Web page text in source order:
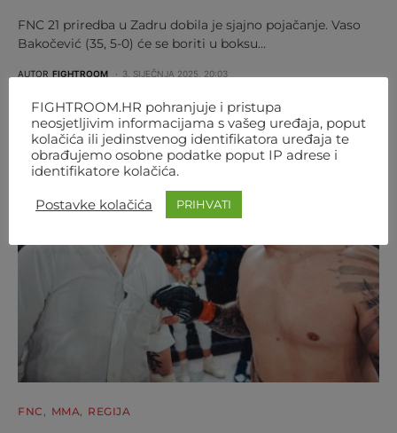
FNC 21 priredba u Zadru dobila je sjajno pojačanje. Vaso
Bakočević (35, 5-0) će se boriti u boksu…
AUTOR FIGHTROOM 3. SIJEČNJA 2025. 20:03
FNC MMA REGIJA
FIGHTROOM.HR pohranjuje i pristupa
neosjetljivim informacijama s vašeg uređaja, poput
kolačića ili jedinstvenog identifikatora uređaja te
obrađujemo osobne podatke poput IP adrese i
identifikatore kolačića.
Postavke kolačića PRIHVATI